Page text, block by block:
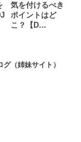
気を付けるべき
ポイントはど
こ？【D…
（姉妹サイト）